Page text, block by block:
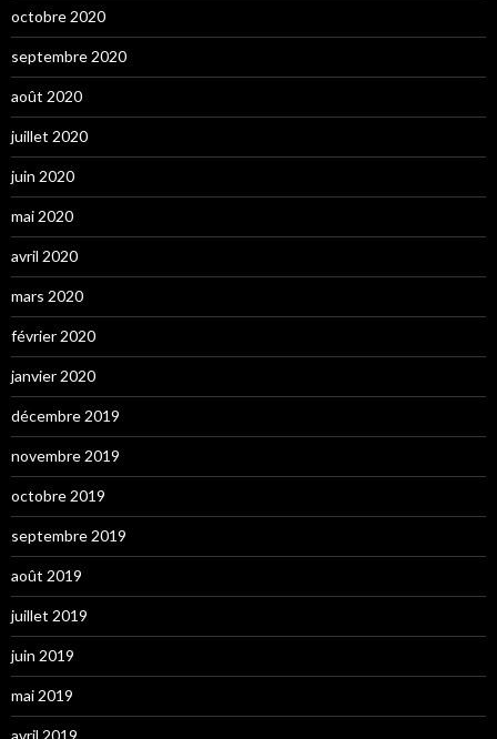
octobre 2020
septembre 2020
août 2020
juillet 2020
juin 2020
mai 2020
avril 2020
mars 2020
février 2020
janvier 2020
décembre 2019
novembre 2019
octobre 2019
septembre 2019
août 2019
juillet 2019
juin 2019
mai 2019
avril 2019